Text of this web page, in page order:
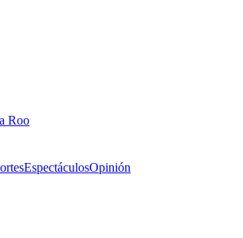
Roo
EspectáculosOpinión